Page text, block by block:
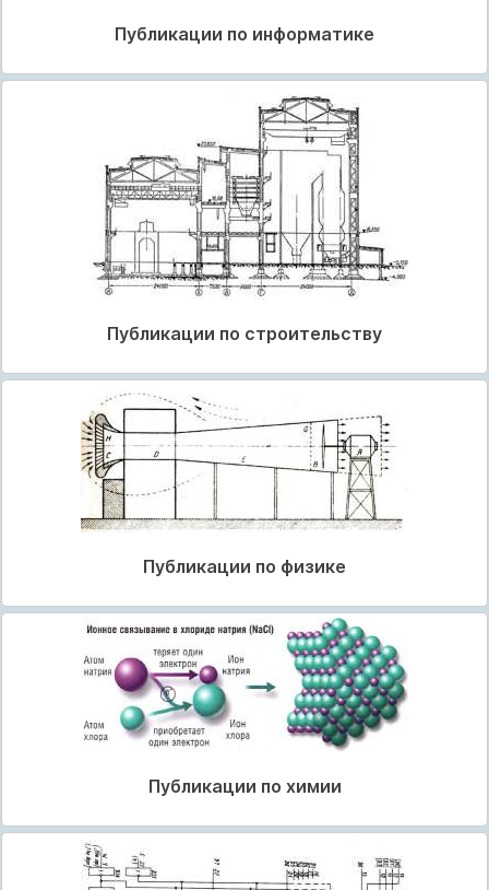
Публикации по информатике
Публикации по строительству
Публикации по физике
Публикации по химии